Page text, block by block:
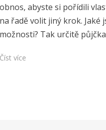
obnos, abyste si pořídili
na řadě volit jiný krok. Jaké
možnosti? Tak určitě
Číst více